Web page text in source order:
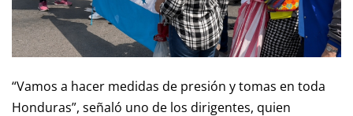
“Vamos a hacer medidas de presión y tomas en toda
Honduras”, señaló uno de los dirigentes, quien